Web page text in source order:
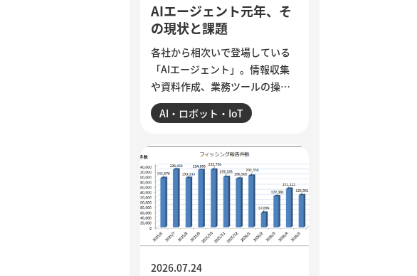
AIエージェント元年、そ
の現状と課題
各社から相次いで登場している
「AIエージェント」。情報収集
や資料作成、業務ツールの操作
まで任せられるようになった一
方、現場では「思ったほど使え
す。各社のAIエージェント機能
を紹介するとともに、導入がう
まくいかない5つの理由を整理。
業務の棚卸しや手順の分解、品
質基準の明文化など、小さく試
しながら実用化を進める方法を
AI・ロボット・IoT
2026.07.24